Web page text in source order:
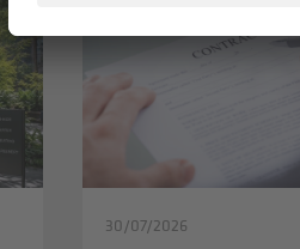
30/07/2026